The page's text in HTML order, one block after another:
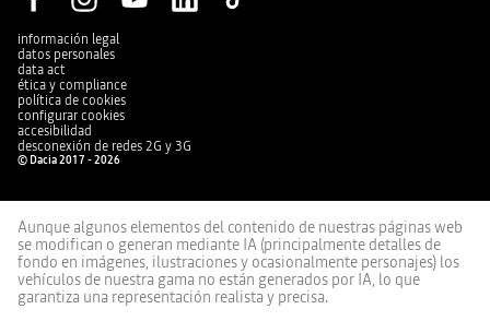
información legal
datos personales
data act
ética y compliance
política de cookies
configurar cookies
accesibilidad
desconexión de redes 2G y 3G
© Dacia 2017 - 2026
Aunque algunos elementos del contenido de nuestras páginas web
se modifican o generan mediante IA (principalmente detalles de
fondo en imágenes, ilustraciones y ocasionalmente personajes) los
vehículos de nuestra gama no están generados por IA, lo que
garantiza una representación realista y precisa.